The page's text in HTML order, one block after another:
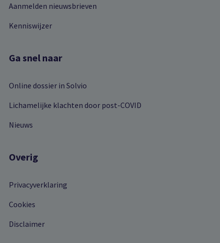
Aanmelden nieuwsbrieven
Kenniswijzer
Ga snel naar
Online dossier in Solvio
Lichamelijke klachten door post-COVID
Nieuws
Overig
Privacyverklaring
Cookies
Disclaimer